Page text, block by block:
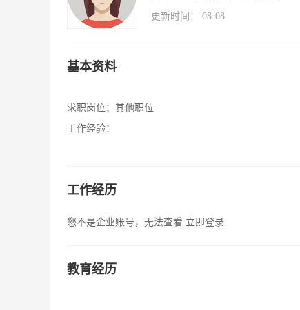
更新时间： 08-08
基本资料
求职岗位： 其他职位
工作经验：
工作经历
您不是企业账号，无法查看 立即登录
教育经历